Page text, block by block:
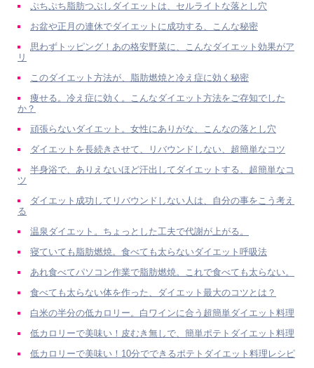
ぷちぷち脂肪つぶしダイエットは、セルライトな落とし穴
お盆や正月の連休でダイエットに成功する、こんな秘密
思わずトッピング！あの格安野菜に、こんなダイエット効果がア
リ
このダイエット方法が、脂肪燃焼と冷え症に効く秘密
痩せる。冷え症に効く。こんなダイエット方法をご存知でした
か？
頑張らないダイエット。女性にありがな、こんなの落とし穴
ダイエットを長続きさせて、リバウンドしない、超簡単なコツ
半身浴で、ありえないほど汗出してダイエットする、超簡単なコ
ツ
ダイエット成功してリバウンドしない人は、自分の事をこう考え
る
温泉ダイエット。ちょっとした工夫で代謝が上がる。
寝ていても脂肪燃焼。食べても太らないダイエット呼吸法
あれ食べてパソコン作業で脂肪燃焼。これで食べても太らない。
食べても太らない体を作った、ダイエット最大のコツとは？
白米の半分の低カロリー。白ワインに合う超簡単ダイエット料理
低カロリーで美味い！皮むき無しで、簡単ポテトダイエット料理
低カロリーで美味い！10分でできるポテトダイエット料理レシピ